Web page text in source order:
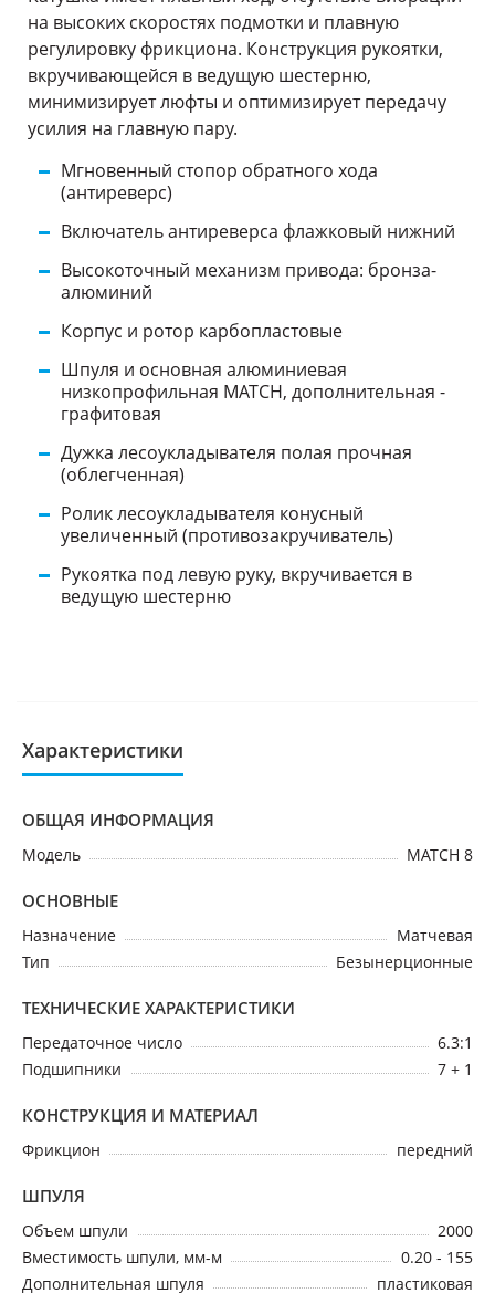
на высоких скоростях подмотки и плавную
регулировку фрикциона. Конструкция рукоятки,
вкручивающейся в ведущую шестерню,
минимизирует люфты и оптимизирует передачу
усилия на главную пару.
Мгновенный стопор обратного хода
(антиреверс)
Включатель антиреверса флажковый нижний
Высокоточный механизм привода: бронза-
алюминий
Корпус и ротор карбопластовые
Шпуля и основная алюминиевая
низкопрофильная MATCH, дополнительная -
графитовая
Дужка лесоукладывателя полая прочная
(облегченная)
Ролик лесоукладывателя конусный
увеличенный (противозакручиватель)
Рукоятка под левую руку, вкручивается в
ведущую шестерню
Характеристики
ОБЩАЯ ИНФОРМАЦИЯ
Модель MATCH 8
ОСНОВНЫЕ
Назначение
Матчевая
Тип
Безынерционные
ТЕХНИЧЕСКИЕ ХАРАКТЕРИСТИКИ
Передаточное число
6.3:1
Подшипники
7 + 1
КОНСТРУКЦИЯ И МАТЕРИАЛ
Фрикцион передний
ШПУЛЯ
Объем шпули
2000
Вместимость шпули, мм-м
0.20 - 155
Дополнительная шпуля
пластиковая